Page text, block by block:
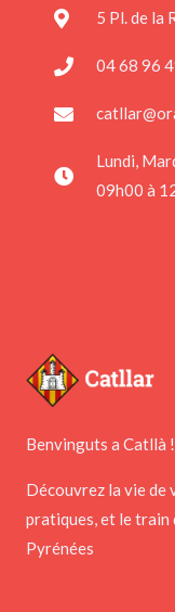
Benvinguts a Catllà !
Découvrez la vie
pratiques, et le train
Pyrénées
5 Pl. de la
04 68 96
Lundi,
09h00 à